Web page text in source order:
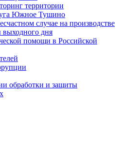
территории
Южное Тушино
случае на производстве
дня
помощи в Российской
обработки и защиты